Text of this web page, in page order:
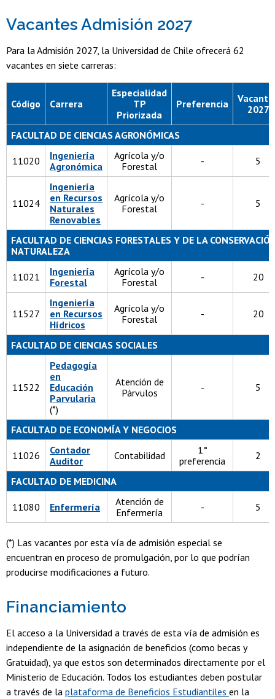
Vacantes Admisión 2027
Para la Admisión 2027, la Universidad de Chile ofrecerá 62
vacantes en siete carreras:
Código Carrera
Especialidad
TP
Priorizada
Preferencia
2027
FACULTAD DE CIENCIAS AGRONÓMICAS
11020
Ingeniería
Agronómica
Agrícola y/o
Forestal
- 5
11024
Ingeniería
en Recursos
Naturales
Renovables
Agrícola y/o
Forestal
- 5
FACULTAD DE CIENCIAS FORESTALES Y DE LA
NATURALEZA
11021
Ingeniería
Forestal
Agrícola y/o
Forestal
- 20
11527
Ingeniería
en Recursos
Hídricos
Agrícola y/o
Forestal
- 20
FACULTAD DE CIENCIAS SOCIALES
11522
Pedagogía
en
Educación
Parvularia
(*)
Atención de
Párvulos
- 5
FACULTAD DE ECONOMÍA Y NEGOCIOS
11026
Contador
Auditor
Contabilidad
1°
preferencia
2
FACULTAD DE MEDICINA
11080 Enfermería
Atención de
Enfermería
- 5
(*) Las vacantes por esta vía de admisión especial se
encuentran en proceso de promulgación, por lo que podrían
producirse modificaciones a futuro.
Financiamiento
El acceso a la Universidad a través de esta vía de admisión es
independiente de la asignación de beneficios (como becas y
Gratuidad), ya que estos son determinados directamente por el
Ministerio de Educación. Todos los estudiantes deben postular
a través de la plataforma de Beneficios Estudiantiles en la